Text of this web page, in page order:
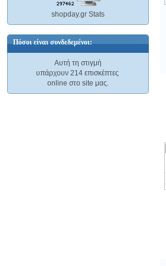
CR-V3L/1B PANASONIC 3V FHOTO
LITHIUM Φωτο-λιθίου μπαταρία
PANASONIC 3V.
16,78 €
shopday.gr Stats
Πόσοι είναι συνδεδεμένοι:
Αυτή τη στιγμή
υπάρχουν 214 επισκέπτες
online στο site μας.